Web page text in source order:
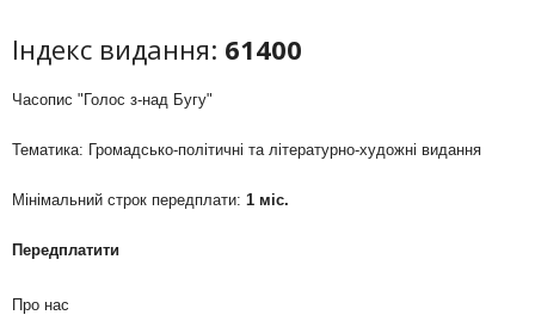
Індекс видання: 61400
Часопис "Голос з-над Бугу"
Тематика: Громадсько-політичні та літературно-художні видання
Мінімальний строк передплати: 1 міс.
Передплатити
Про нас